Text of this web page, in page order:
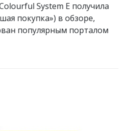
System E получила
покупка») в обзоре,
популярным порталом